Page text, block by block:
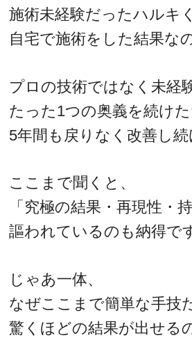
施術未経験だったハルキ
自宅で施術をした結果な
プロの技術ではなく未経
たった1つの奥義を続けた
5年間も戻りなく改善し
ここまで聞くと、
「究極の結果・再現性・
謳われているのも納得で
じゃあ一体、
なぜここまで簡単な手技
驚くほどの結果が出せる